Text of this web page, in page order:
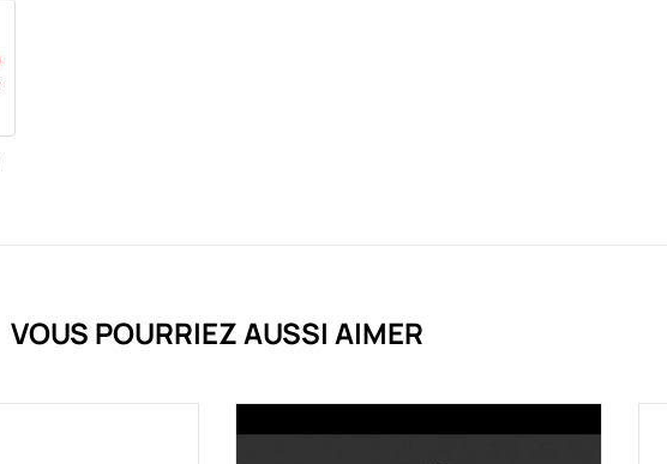
VOUS POURRIEZ AUSSI AIMER